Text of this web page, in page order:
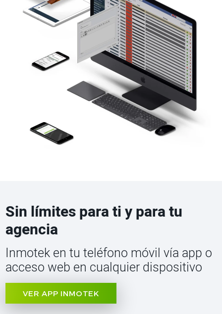
Sin límites para ti y para tu
agencia
Inmotek en tu teléfono móvil vía app o
acceso web en cualquier dispositivo
VER APP INMOTEK